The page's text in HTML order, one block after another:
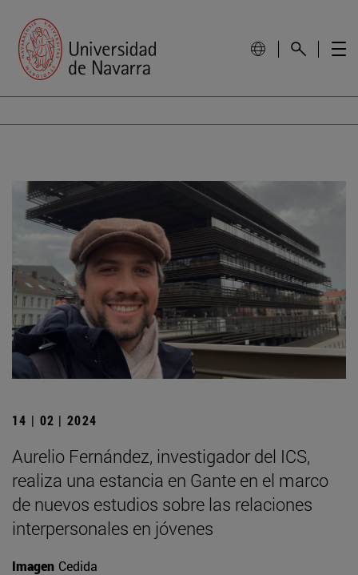
14 | 02 | 2024
Aurelio Fernández, investigador del ICS,
realiza una estancia en Gante en el marco
de nuevos estudios sobre las relaciones
interpersonales en jóvenes
Imagen Cedida